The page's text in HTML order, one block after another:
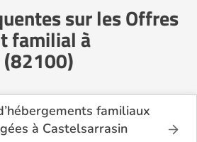
sur les Offres
familial à
(82100)
familiaux
à Castelsarrasin